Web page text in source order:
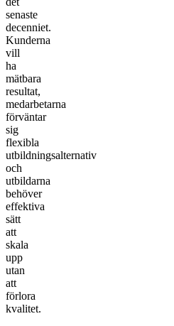
senaste
decenniet.
Kunderna
vill
ha
mätbara
resultat,
medarbetarna
förväntar
sig
flexibla
utbildningsalternativ
och
utbildarna
behöver
effektiva
sätt
att
skala
upp
utan
att
förlora
kvalitet.